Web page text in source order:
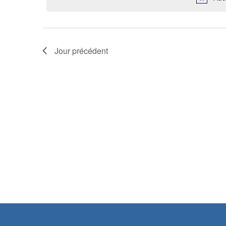
Jour précédent